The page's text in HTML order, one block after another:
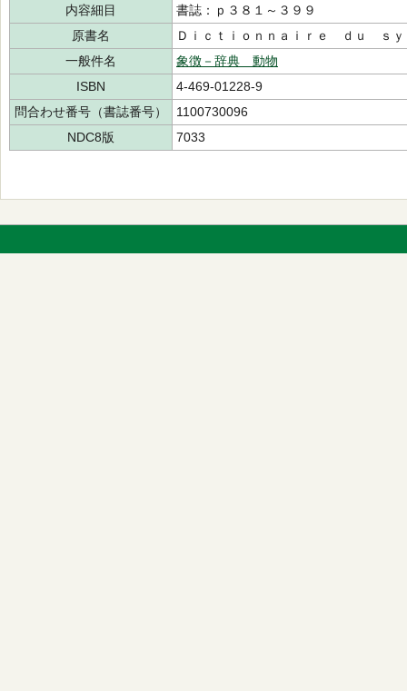
内容細目
書誌：ｐ３８１～３９９
原書名
Ｄｉｃｔｉｏｎｎａｉｒｅ ｄｕ ｓ
一般件名
象徴－辞典 動物
ISBN
4-469-01228-9
問合わせ番号（書誌番号）
1100730096
NDC8版
7033